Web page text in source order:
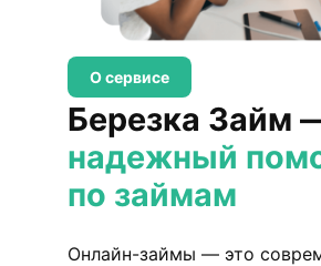
О сервисе
Березка Займ
надежный
по займам
Онлайн-займы — это